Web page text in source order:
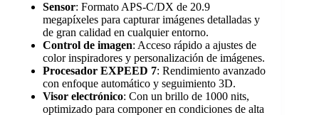
Sensor: Formato APS-C/DX de 20.9
megapíxeles para capturar imágenes detalladas y
de gran calidad en cualquier entorno.
Control de imagen: Acceso rápido a ajustes de
color inspiradores y personalización de imágenes.
Procesador EXPEED 7: Rendimiento avanzado
con enfoque automático y seguimiento 3D.
Visor electrónico: Con un brillo de 1000 nits,
optimizado para componer en condiciones de alta